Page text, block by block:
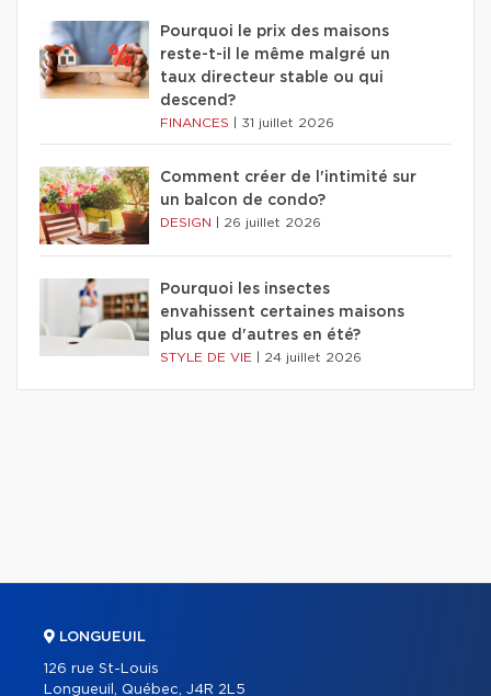
Pourquoi le prix des maisons
reste-t-il le même malgré un
taux directeur stable ou qui
descend?
FINANCES 31 juillet 2026
Comment créer de l'intimité sur
un balcon de condo?
DESIGN 26 juillet 2026
Pourquoi les insectes
envahissent certaines maisons
plus que d'autres en été?
STYLE DE VIE 24 juillet 2026
LONGUEUIL
126 rue St-Louis
Longueuil, Québec, J4R 2L5